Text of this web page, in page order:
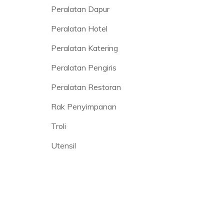
Peralatan Dapur
Peralatan Hotel
Peralatan Katering
Peralatan Pengiris
Peralatan Restoran
Rak Penyimpanan
Troli
Utensil